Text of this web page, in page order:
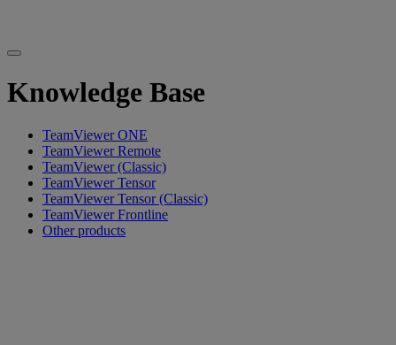
Knowledge Base
TeamViewer ONE
TeamViewer Remote
TeamViewer (Classic)
TeamViewer Tensor
TeamViewer Tensor (Classic)
TeamViewer Frontline
Other products